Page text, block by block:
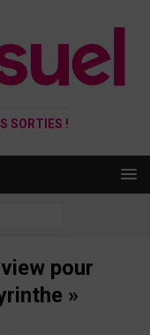
SORTIES !
pour
»